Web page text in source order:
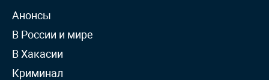
Анонсы
В России и мире
В Хакасии
Криминал